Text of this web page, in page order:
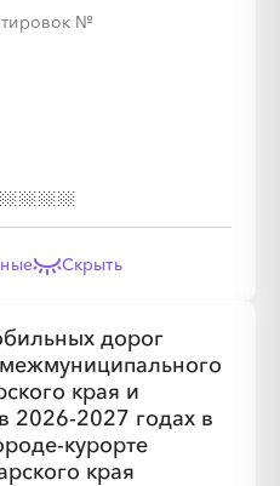
№
Скрыть
дорог
края и
2026-2027 годах в
курорте
края